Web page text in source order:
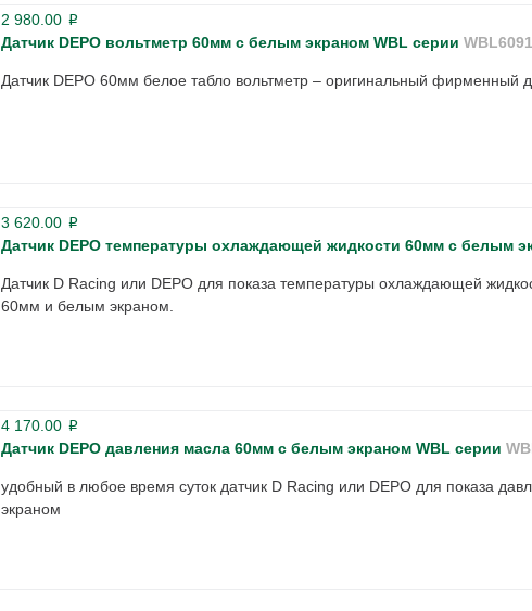
2 980.00 p
Датчик DEPO вольтметр 60мм с белым экраном WBL серии
Датчик DEPO 60мм белое табло вольтметр – оригинальный фирменный
3 620.00 p
Датчик DEPO температуры охлаждающей жидкости 60мм с белым
Датчик D Racing или DEPO для показа температуры охлаждающей
60мм и белым экраном.
4 170.00 p
Датчик DEPO давления масла 60мм с белым экраном WBL серии
удобный в любое время суток датчик D Racing или DEPO для показа
экраном